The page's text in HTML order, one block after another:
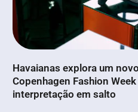
Havaianas explora um
Copenhagen Fashion
interpretação em salto